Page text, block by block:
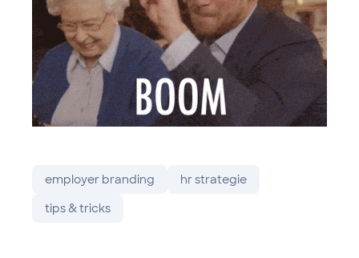
employer branding
hr strategie
tips & tricks